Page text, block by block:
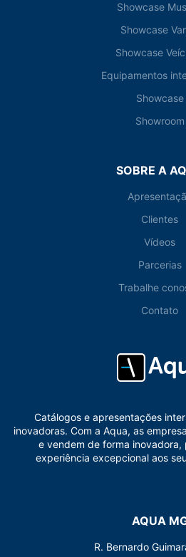
Showcase
Showcase
Showcase
Equipamentos
Showcase
Showroom
SOBRE A
Clientes
Vídeos
Parcerias
Trabalhe
Contato
Catálogos e apresentações
inovadoras. Com a Aqua, as
e vendem de forma inovadora,
experiência excepcional aos
AQUA
R. Bernardo